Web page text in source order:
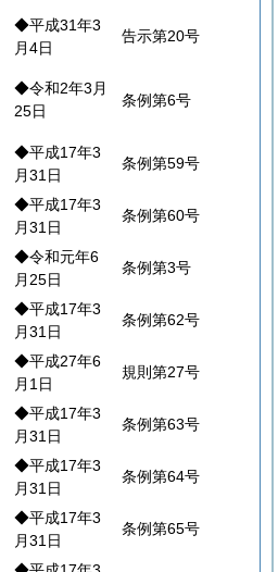
◆平成31年3
月4日
告示第20号
◆令和2年3月
25日
条例第6号
◆平成17年3
月31日
条例第59号
◆平成17年3
月31日
条例第60号
◆令和元年6
月25日
条例第3号
◆平成17年3
月31日
条例第62号
◆平成27年6
月1日
規則第27号
◆平成17年3
月31日
条例第63号
◆平成17年3
月31日
条例第64号
◆平成17年3
月31日
条例第65号